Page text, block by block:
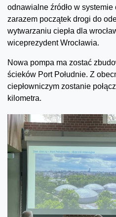
odnawialne źródło w
zarazem początek drogi do
wytwarzaniu ciepła dla
wiceprezydent Wrocławia.
Nowa pompa ma zostać
ścieków Port Południe. Z
ciepłowniczym zostanie
kilometra.